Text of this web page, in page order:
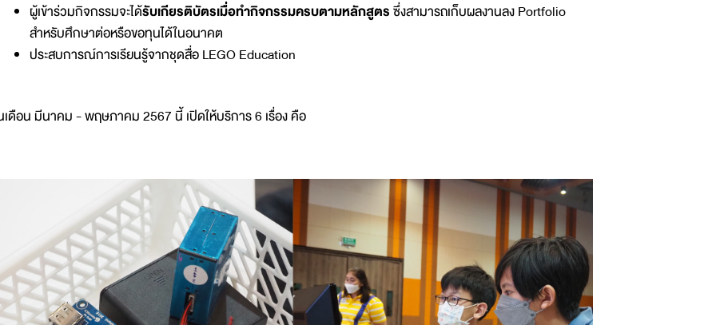
ผู้เข้าร่วมกิจกรรมจะได้รับเกียรติบัตรเมื่อทำกิจกรรมครบตามหลักสูตรซึ่งสามารถเก็บผลงานลง Portfolio
สำหรับศึกษาต่อหรือขอทุนได้ในอนาคต
ประสบการณ์การเรียนรู้จากชุดสื่อ LEGO Education
เดือน มีนาคม - พฤษภาคม 2567 นี้ เปิดให้บริการ 6 เรื่อง คือ